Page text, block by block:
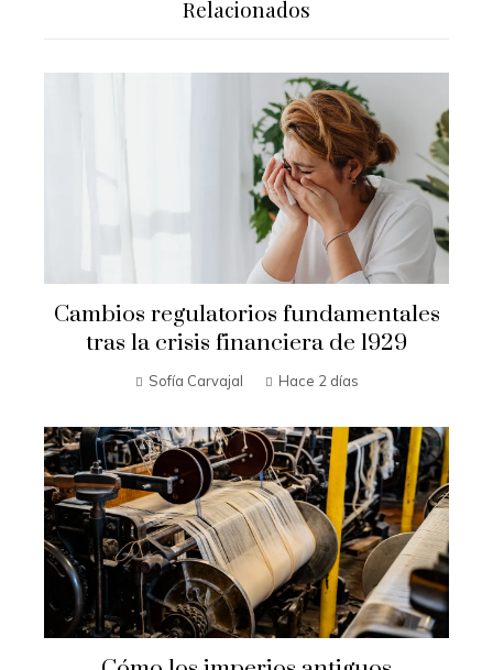
Relacionados
Cambios regulatorios fundamentales
tras la crisis financiera de 1929
Sofía Carvajal Hace 2 días